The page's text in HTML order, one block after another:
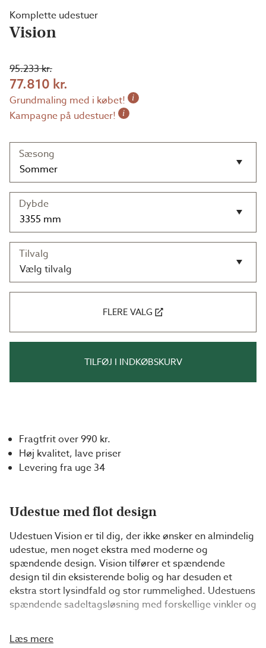
Komplette udestuer
Vision
95.233 kr.
77.810 kr.
Grundmaling med i købet! i
Kampagne på udestuer! i
Sæsong
Dybde
Tilvalg
Vælg tilvalg
FLERE VALG
TILFØJ I INDKØBSKURV
Fragtfrit over 990 kr.
Høj kvalitet, lave priser
Levering fra uge 34
Udestue med flot design
Udestuen Vision er til dig, der ikke ønsker en almindelig
udestue, men noget ekstra med moderne og
spændende design. Vision tilfører et spændende
design til din eksisterende bolig og har desuden et
ekstra stort lysindfald og stor rummelighed. Udestuens
spændende sadeltagsløsning med forskellige vinkler og
rummelighed. Taghøjden er godt 3,5 m de højeste
Læs mere